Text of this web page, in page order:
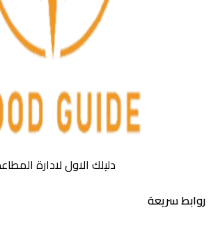
دليلك الاول لادارة المطاعم
سريعة